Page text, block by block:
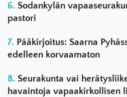
Sodankylän
pastori
Pääkirjoitus: Saarna
edelleen korvaamaton
Seurakunta vai
havaintoja vapaakirkollisen